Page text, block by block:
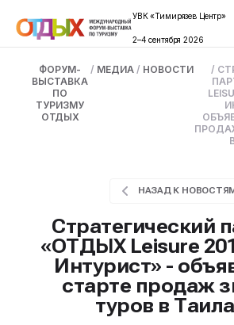
УВК «Тимирязев Центр»
2–4 сентября 2026
ФОРУМ-
ВЫСТАВКА
ПО
ТУРИЗМУ
ОТДЫХ
/ МЕДИА / НОВОСТИ /
НАЗАД К
Стратегический
«ОТДЫХ Leisure
Интурист» -
старте продаж
туров в